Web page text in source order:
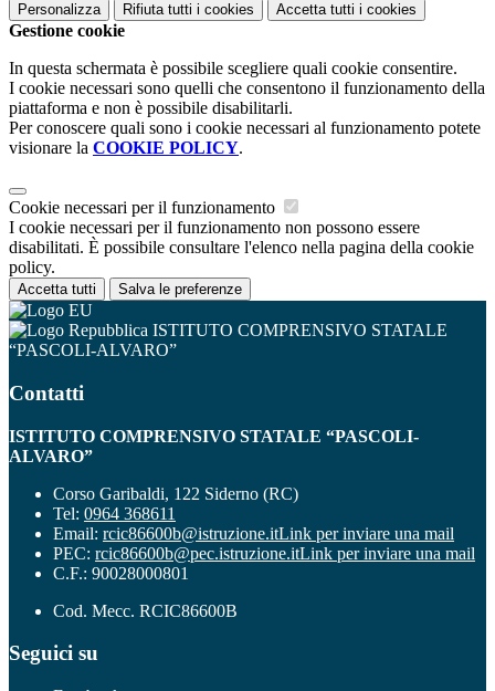
Personalizza Rifiuta tutti i cookies Accetta tutti i cookies
Gestione cookie
In questa schermata è possibile scegliere quali cookie consentire.
I cookie necessari sono quelli che consentono il funzionamento della
piattaforma e non è possibile disabilitarli.
Per conoscere quali sono i cookie necessari al funzionamento potete
visionare la COOKIE POLICY.
Cookie necessari per il funzionamento
I cookie necessari per il funzionamento non possono essere
disabilitati. È possibile consultare l'elenco nella pagina della cookie
policy.
Accetta tutti Salva le preferenze
ISTITUTO COMPRENSIVO STATALE
“PASCOLI-ALVARO”
Contatti
ISTITUTO COMPRENSIVO STATALE “PASCOLI-
ALVARO”
Corso Garibaldi, 122 Siderno (RC)
Tel: 0964 368611
Email: rcic86600b@istruzione.itLink per inviare una mail
PEC: rcic86600b@pec.istruzione.itLink per inviare una mail
C.F.: 90028000801
Cod. Mecc. RCIC86600B
Seguici su